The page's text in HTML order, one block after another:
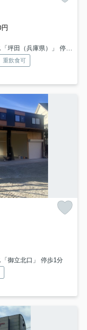
田（兵庫県）」 停歩1分
重飲食可
御立北口」 停歩1分